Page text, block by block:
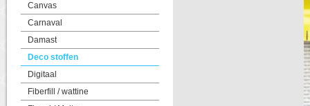
Canvas
Carnaval
Damast
Deco stoffen
Digitaal
Fiberfill / wattine